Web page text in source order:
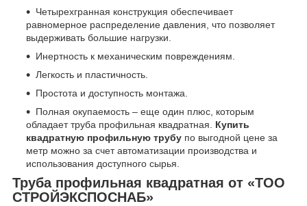
Четырехгранная конструкция обеспечивает
равномерное распределение давления, что позволяет
выдерживать большие нагрузки.
Инертность к механическим повреждениям.
Легкость и пластичность.
Простота и доступность монтажа.
Полная окупаемость – еще один плюс, которым
обладает труба профильная квадратная. Купить
квадратную профильную трубу по выгодной цене за
метр можно за счет автоматизации производства и
использования доступного сырья.
Труба профильная квадратная от «ТОО
СТРОЙЭКСПОСНАБ»